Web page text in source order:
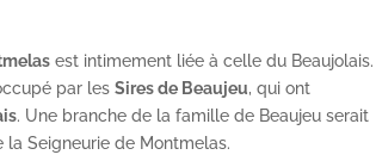
est intimement liée à celle du Beaujolais.
par lesSires de Beaujeu, qui ont
. Une branche de la famille de Beaujeu serait
Seigneurie de Montmelas.